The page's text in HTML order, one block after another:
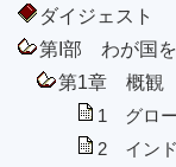
ダイジェスト
第I部 わが国を
第1章 概観
1 グロー
2 インド